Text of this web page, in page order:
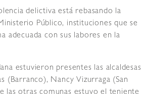
delictiva está rebasando la
Público, instituciones que se
adecuada con sus labores en la
estuvieron presentes las alcaldesas
(Barranco), Nancy Vizurraga (San